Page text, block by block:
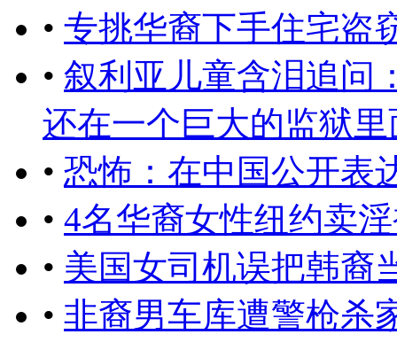
• 专挑华裔下手住宅盗
• 叙利亚儿童含泪追问
还在一个巨大的监狱里
• 恐怖：在中国公开表
• 4名华裔女性纽约卖
• 美国女司机误把韩裔
• 非裔男车库遭警枪杀